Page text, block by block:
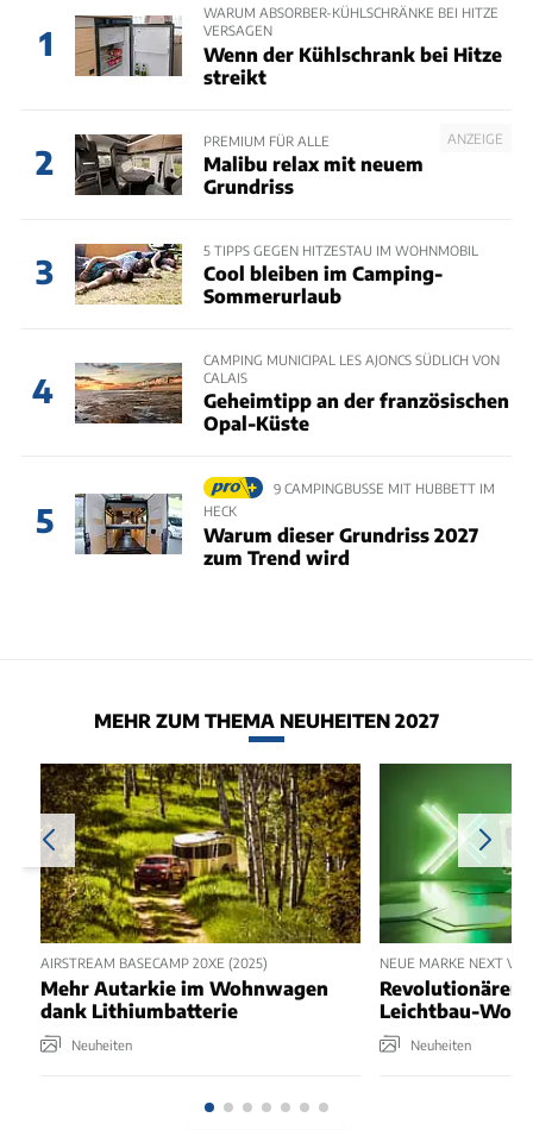
1
WARUM ABSORBER-KÜHLSCHRÄNKE BEI HITZE
VERSAGEN
Wenn der Kühlschrank bei Hitze
streikt
2
ANZEIGE
PREMIUM FÜR ALLE
Malibu relax mit neuem
Grundriss
3
5 TIPPS GEGEN HITZESTAU IM WOHNMOBIL
Cool bleiben im Camping-
Sommerurlaub
4
CAMPING MUNICIPAL LES AJONCS SÜDLICH VON
CALAIS
Geheimtipp an der französischen
Opal-Küste
5
9 CAMPINGBUSSE MIT HUBBETT IM
HECK
Warum dieser Grundriss 2027
zum Trend wird
MEHR ZUM THEMA NEUHEITEN 2027
AIRSTREAM BASECAMP 20XE (2025)
Mehr Autarkie im Wohnwagen
dank Lithiumbatterie
Neuheiten
NEUE MARKE NEXT
Revolutionärer
Leichtbau-
Neuheiten